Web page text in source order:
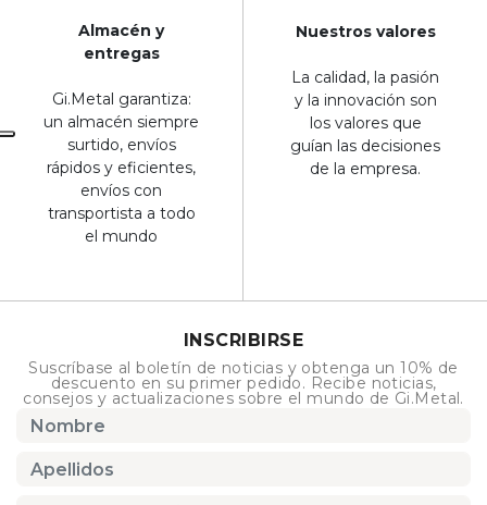
Almacén y
entregas
Gi.Metal garantiza:
un almacén siempre
surtido, envíos
rápidos y eficientes,
envíos con
transportista a todo
el mundo
Nuestros valores
La calidad, la pasión
y la innovación son
los valores que
guían las decisiones
de la empresa.
INSCRIBIRSE
Suscríbase al boletín de noticias y obtenga un 10% de
descuento en su primer pedido. Recibe noticias,
consejos y actualizaciones sobre el mundo de Gi.Metal.